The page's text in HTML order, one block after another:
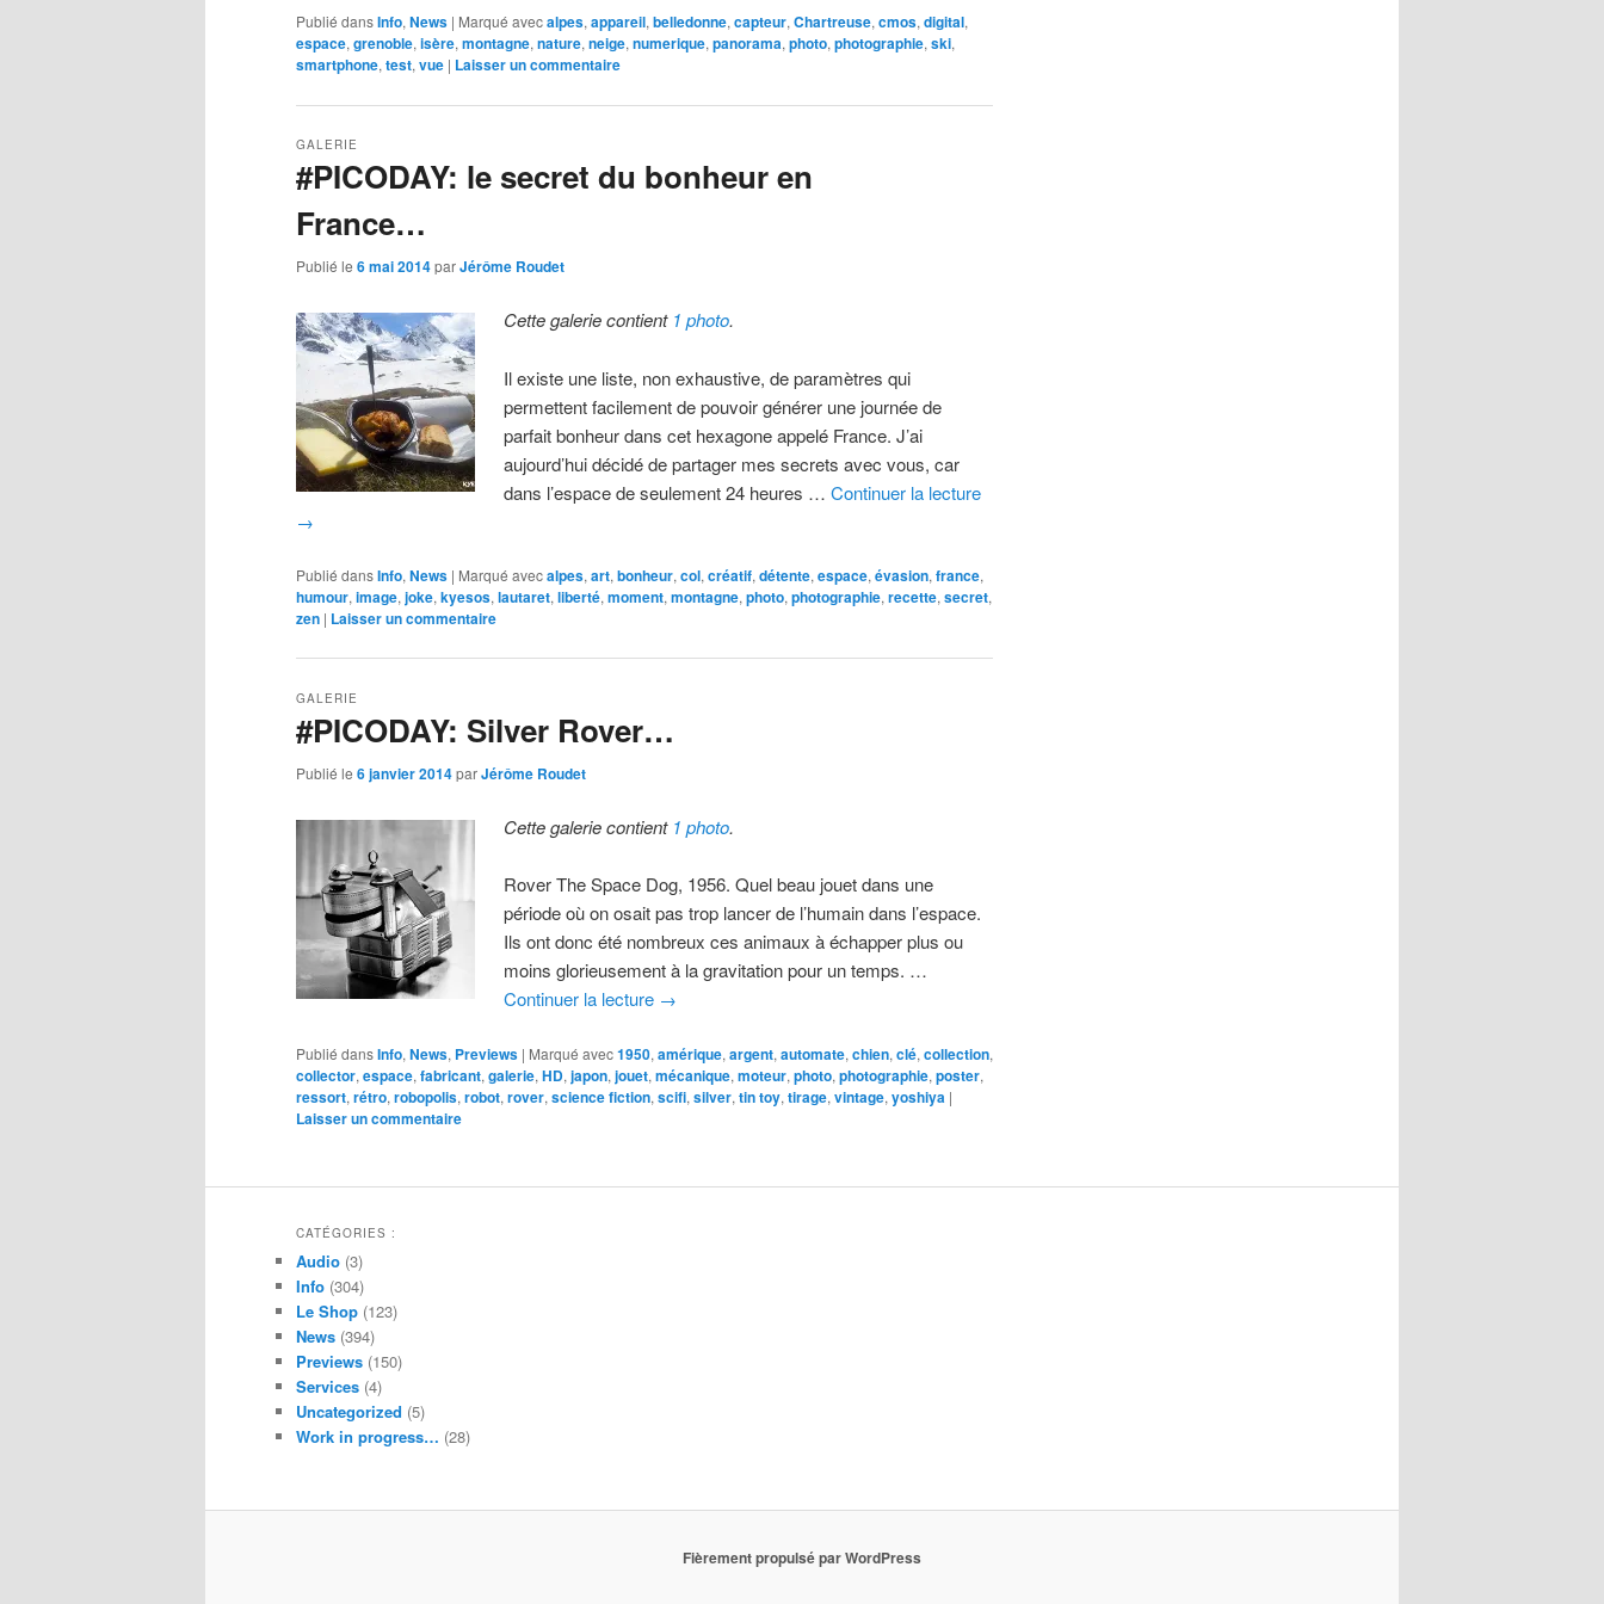
Publié dansInfo, News | Marqué avecalpes, appareil, belledonne, capteur, Chartreuse, cmos, digital,
espace, grenoble, isère, montagne, nature, neige, numerique, panorama, photo, photographie, ski,
smartphone, test, vue | Laisser un commentaire
#PICODAY: le secret du bonheur en
France…
GALERIE
Publié le 6 mai 2014parJérôme Roudet
Cette galerie contient 1 photo.
Il existe une liste, non exhaustive, de paramètres qui
permettent facilement de pouvoir générer une journée de
parfait bonheur dans cet hexagone appelé France. J’ai
aujourd’hui décidé de partager mes secrets avec vous, car
dans l’espace de seulement 24 heures …Continuer la lecture
→
Publié dansInfo, News | Marqué avecalpes, art, bonheur, col, créatif, détente, espace, évasion, france,
humour, image, joke, kyesos, lautaret, liberté, moment, montagne, photo, photographie, recette, secret,
zen | Laisser un commentaire
#PICODAY: Silver Rover…
GALERIE
Publié le 6 janvier 2014parJérôme Roudet
Cette galerie contient 1 photo.
Rover The Space Dog, 1956. Quel beau jouet dans une
période où on osait pas trop lancer de l’humain dans l’espace.
Ils ont donc été nombreux ces animaux à échapper plus ou
moins glorieusement à la gravitation pour un temps. …
Continuer la lecture →
Publié dansInfo, News, Previews | Marqué avec1950, amérique, argent, automate, chien, clé, collection,
collector, espace, fabricant, galerie, HD, japon, jouet, mécanique, moteur, photo, photographie, poster,
ressort, rétro, robopolis, robot, rover, science fiction, scifi, silver, tin toy, tirage, vintage, yoshiya |
Laisser un commentaire
CATÉGORIES :
Audio (3)
Info (304)
Le Shop (123)
News (394)
Previews (150)
Services (4)
Uncategorized (5)
Work in progress… (28)
Fièrement propulsé par WordPress